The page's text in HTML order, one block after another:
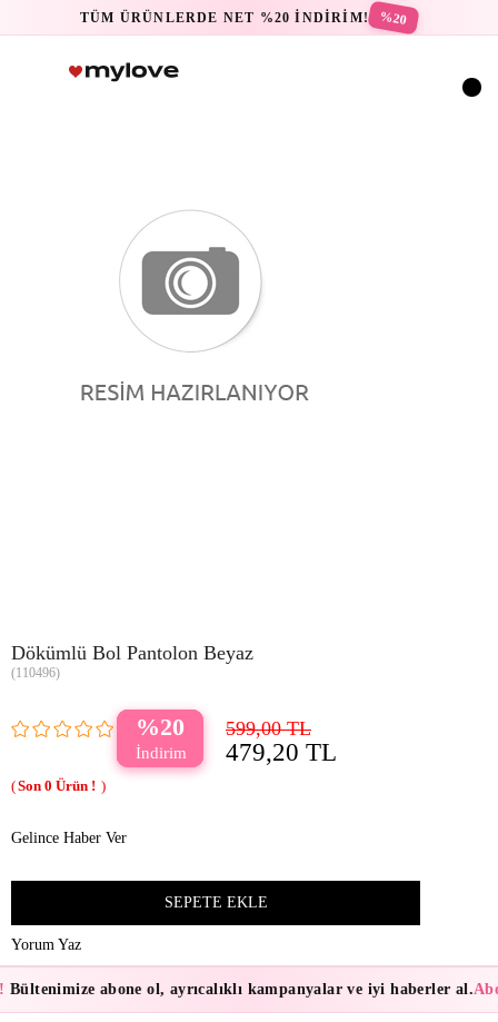
TÜM ÜRÜNLERDE NET %20 İNDİRİM! %20
Dökümlü Bol Pantolon Beyaz
(110496)
20 599,00 TL
479,20 TL
0
Gelince Haber Ver
Yorum Yaz
Bültenimize abone ol, ayrıcalıklı kampanyalar ve iyi haberler al.